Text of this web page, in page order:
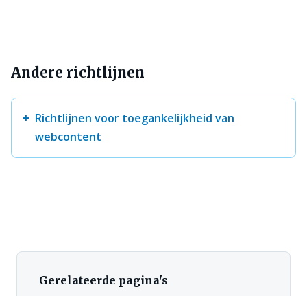
Andere richtlijnen
Richtlijnen voor toegankelijkheid van
webcontent
Gerelateerde pagina's